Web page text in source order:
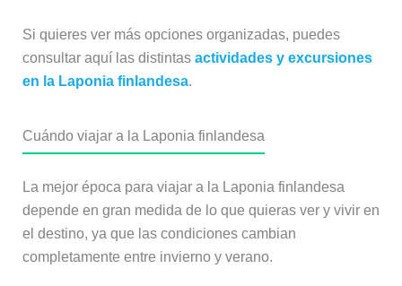
Si quieres ver más opciones organizadas, puedes
consultar aquí las distintas actividades y excursiones
en la Laponia finlandesa.
Cuándo viajar a la Laponia finlandesa
La mejor época para viajar a la Laponia finlandesa
depende en gran medida de lo que quieras ver y vivir en
el destino, ya que las condiciones cambian
completamente entre invierno y verano.